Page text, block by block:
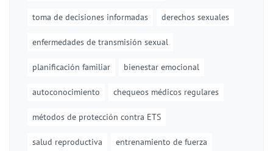
toma de decisiones informadas derechos sexuales
enfermedades de transmisión sexual
planificación familiar bienestar emocional
autoconocimiento chequeos médicos regulares
métodos de protección contra ETS
salud reproductiva entrenamiento de fuerza